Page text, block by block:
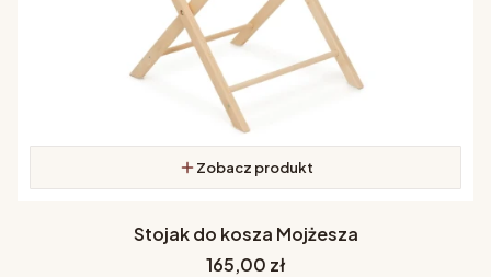
Zobacz produkt
Stojak do kosza Mojżesza
Cena
165,00 zł